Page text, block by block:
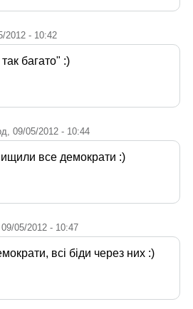
2012 - 10:42
багато" :)
09/05/2012 - 10:44
все демократи :)
05/2012 - 10:47
всі біди через них :)